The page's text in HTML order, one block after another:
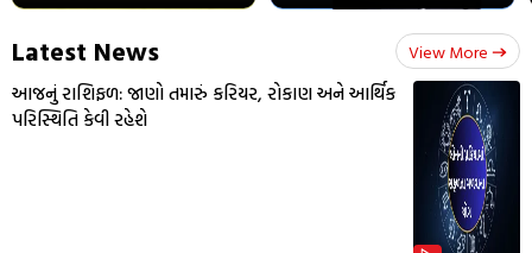
Latest News View More
આજનું રાશિફળ: જાણો તમારું કરિયર, રોકાણ અને આર્થિક
પરિસ્થિતિ કેવી રહેશે